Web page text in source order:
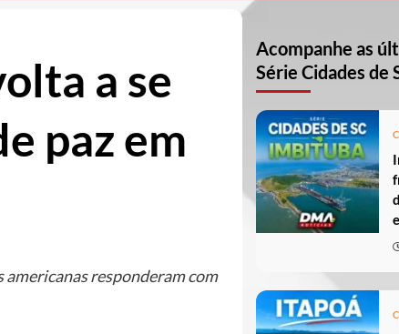
a se
paz em
responderam com
Acompanhe as
Série Cidades de